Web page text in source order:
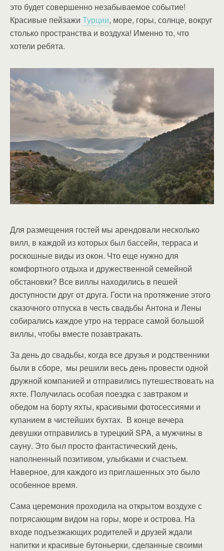
это будет совершенно незабываемое событие!
Красивые пейзажи Турции, море, горы, солнце, вокруг
столько пространства и воздуха! Именно то, что
хотели ребята.
Для размещения гостей мы арендовали несколько
вилл, в каждой из которых был бассейн, терраса и
роскошные виды из окон. Что еще нужно для
комфортного отдыха и дружественной семейной
обстановки? Все виллы находились в пешей
доступности друг от друга. Гости на протяжение этого
сказочного отпуска в честь свадьбы Антона и Лены
собирались каждое утро на террасе самой большой
виллы, чтобы вместе позавтракать.
За день до свадьбы, когда все друзья и родственники
были в сборе, мы решили весь день провести одной
дружной компанией и отправились путешествовать на
яхте. Получилась особая поездка с завтраком и
обедом на борту яхты, красивыми фотосессиями и
купанием в чистейших бухтах. В конце вечера
девушки отправились в турецкий SPA, а мужчины в
сауну. Это был просто фантастический день,
наполненный позитивом, улыбками и счастьем.
Наверное, для каждого из приглашенных это было
особенное время.
Сама церемония проходила на открытом воздухе с
потрясающим видом на горы, море и острова. На
входе подъезжающих родителей и друзей ждали
напитки и красивые бутоньерки, сделанные своими